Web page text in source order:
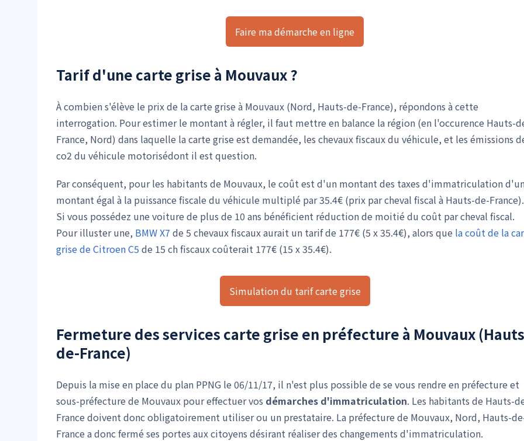
Faire ma démarche en ligne
Tarif d'une carte grise à Mouvaux ?
À combien s'élève le prix de la carte grise à Mouvaux (Nord, Hauts-de-France), répondons à cette
interrogation. Pour estimer le montant à régler, il faut mettre en balance la région (en l'occurence Hauts-
France, Nord) dans laquelle la carte grise est demandée, les chevaux fiscaux du véhicule, et les émissions
co2 du véhicule motorisédont il est question.
Par conséquent, pour les habitants de Mouvaux, le coût est d'un montant des taxes d'immatriculation
montant égal à la puissance fiscale du véhicule multiplé par 35.4€ (prix par cheval fiscal à Hauts-de-France).
Si vous possédez une voiture de plus de 10 ans bénéficient réduction de moitié du coût par cheval fiscal.
Pour illuster une, BMW X7 de 5 chevaux fiscaux aurait un tarif de 177€ (5 x 35.4€), alors que la coût de la
grise de Citroen C5 de 15 ch fiscaux coûterait 177€ (15 x 35.4€).
Simulation du tarif carte grise
Fermeture des services carte grise en préfecture à Mouvaux
de-France)
Depuis la mise en place du plan PPNG le 06/11/17, il n'est plus possible de se vous rendre en préfecture et
sous-préfecture de Mouvaux pour effectuer vos démarches d'immatriculation. Les habitants de Hauts-
France doivent donc obligatoirement utiliser ou un prestataire. La préfecture de Mouvaux, Nord, Hauts-
France a donc fermé ses portes aux citoyens désirant réaliser des changements d'immatriculation.